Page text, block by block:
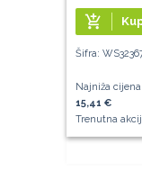
add_shopping_cart
Šifra:
Najniža
15,41 €
Trenutna